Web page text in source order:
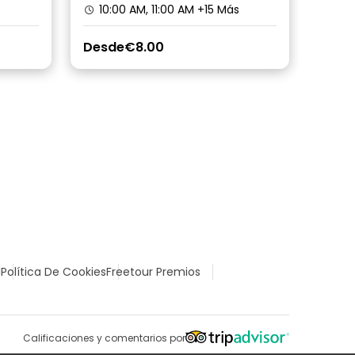
10:00 AM, 11:00 AM +15 Más
Desde€8.00
Política De CookiesFreetour Premios
Calificaciones y comentarios por